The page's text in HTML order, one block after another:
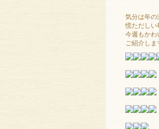
気分は年の
慌ただしい
今週もかわ
ご紹介しま